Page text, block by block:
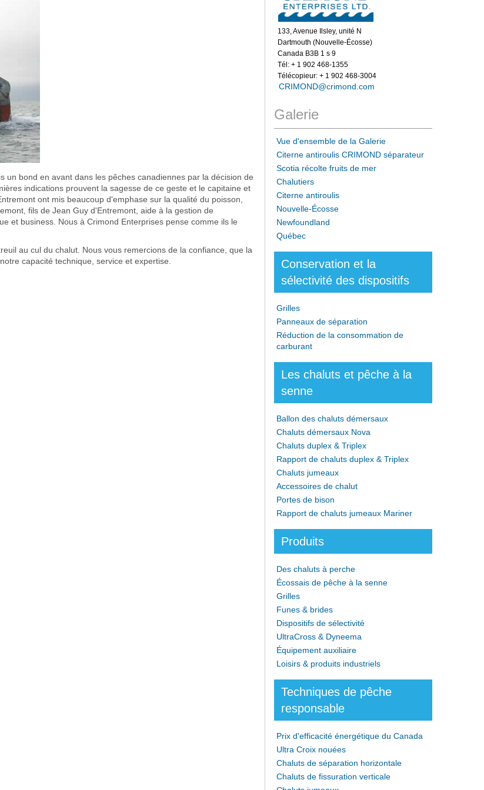
un bond en avant dans les pêches canadiennes par la décision de
indications prouvent la sagesse de ce geste et le capitaine et
ont mis beaucoup d'emphase sur la qualité du poisson,
fils de Jean Guy d'Entremont, aide à la gestion de
et business. Nous à Crimond Enterprises pense comme ils le
au cul du chalut. Nous vous remercions de la confiance, que la
capacité technique, service et expertise.
133, Avenue Ilsley, unité N
Dartmouth (Nouvelle-Écosse)
Canada B3B 1 s 9
Tél: + 1 902 468-1355
Télécopieur: + 1 902 468-3004
CRIMOND@crimond.com
Galerie
Vue d'ensemble de la Galerie
Citerne antiroulis CRIMOND séparateur
Scotia récolte fruits de mer
Chalutiers
Citerne antiroulis
Nouvelle-Écosse
Newfoundland
Québec
Conservation et la
sélectivité des dispositifs
Grilles
Panneaux de séparation
Réduction de la consommation de
carburant
Les chaluts et pêche à la
senne
Ballon des chaluts démersaux
Chaluts démersaux Nova
Chaluts duplex & Triplex
Rapport de chaluts duplex & Triplex
Chaluts jumeaux
Accessoires de chalut
Portes de bison
Rapport de chaluts jumeaux Mariner
Produits
Des chaluts à perche
Écossais de pêche à la senne
Grilles
Funes & brides
Dispositifs de sélectivité
UltraCross & Dyneema
Équipement auxiliaire
Loisirs & produits industriels
Techniques de pêche
responsable
Prix d'efficacité énergétique du Canada
Ultra Croix nouées
Chaluts de séparation horizontale
Chaluts de fissuration verticale